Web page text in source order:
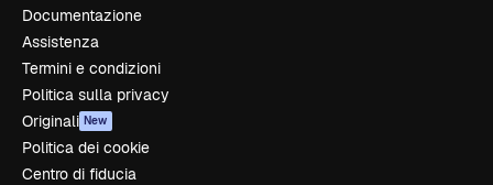
Documentazione
Assistenza
Termini e condizioni
Politica sulla privacy
Originali New
Politica dei cookie
Centro di fiducia